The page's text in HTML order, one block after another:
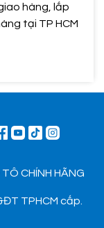
hàng, lắp
tại TP HCM
CHÍNH HÃNG
TPHCM cấp.